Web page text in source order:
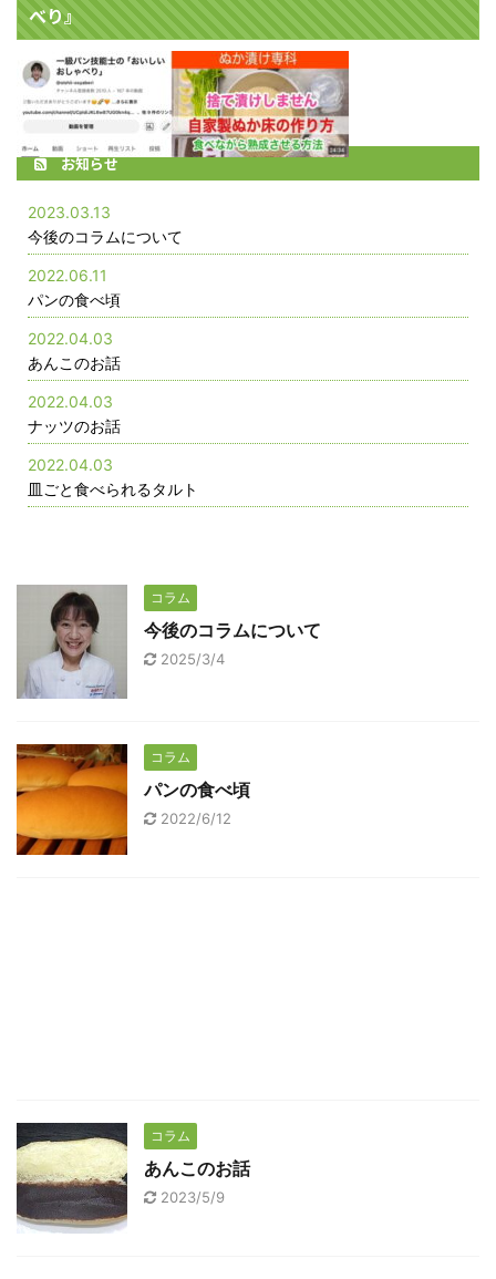
べり』
お知らせ
2023.03.13
今後のコラムについて
2022.06.11
パンの食べ頃
2022.04.03
あんこのお話
2022.04.03
ナッツのお話
2022.04.03
皿ごと食べられるタルト
コラム
今後のコラムについて
2025/3/4
コラム
パンの食べ頃
2022/6/12
コラム
あんこのお話
2023/5/9